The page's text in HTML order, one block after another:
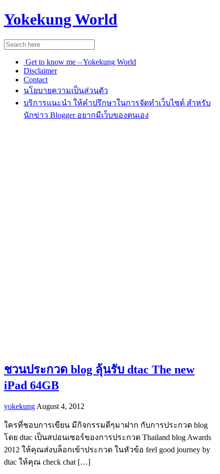
Yokekung World
Get to know me – Yokekung World
Disclaimer
Contact
นโยบายความเป็นส่วนตัว
บริการแนะนำ ให้คำปรึกษาในการจัดทำเว็บไซต์ สำหรับ
นักข่าว Blogger อยากมีเว็บของตนเอง
ชวนประกวด blog ลุ้นรับ dtac The new
iPad 64GB
yokekung August 4, 2012
ใครที่ชอบการเขียน มีกิจกรรมดีๆมาฝาก กับการประกวด blog
โดย dtac เป็นสปอนเซอร์ของการประกวด Thailand blog Awards
2012 ให้คุณส่งบล็อกเข้าประกวด ในหัวข้อ feel good journey by
dtac ให้คุณ check chat […]